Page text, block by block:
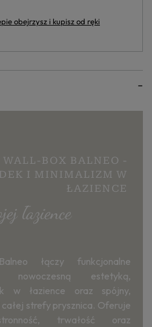
obejrzysz i kupisz od ręki
WALL-BOX BALNEO -
I MINIMALIZM W
ŁAZIENCE
łazience
łączy funkcjonalne
nowoczesną estetyką,
w łazience oraz spójny,
strefy prysznica. Oferuje
trwałość oraz